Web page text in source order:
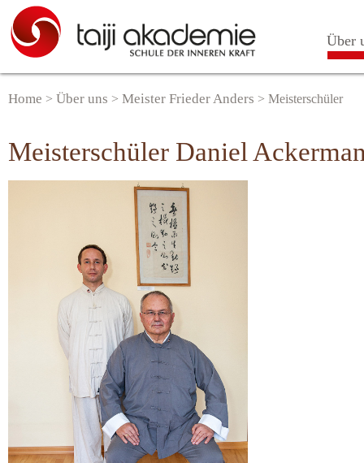
Über
Home > Über uns > Meister Frieder Anders > Meisterschüler
Meisterschüler Daniel